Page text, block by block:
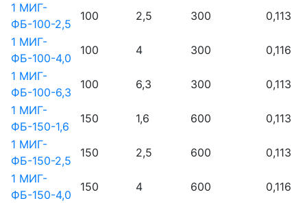
1 МИГ-
ФБ-100-2,5
100 2,5 300
0,113
1 МИГ-
ФБ-100-4,0
100 4 300
0,116
1 МИГ-
ФБ-100-6,3
100 6,3 300
0,113
1 МИГ-
ФБ-150-1,6
150 1,6 600
0,113
1 МИГ-
ФБ-150-2,5
150 2,5 600
0,113
1 МИГ-
ФБ-150-4,0
150 4 600
0,116